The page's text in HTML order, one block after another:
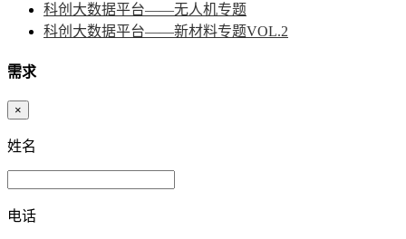
科创大数据平台——无人机专题
科创大数据平台——新材料专题VOL.2
需求
×
姓名
电话